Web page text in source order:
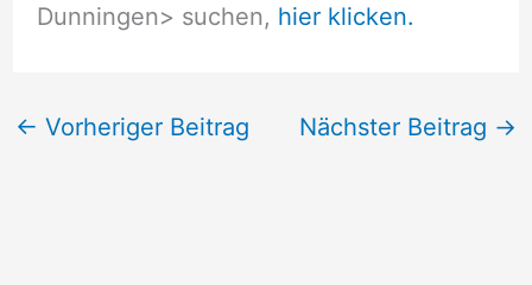
Dunningen> suchen, hier klicken.
← Vorheriger Beitrag Nächster Beitrag →